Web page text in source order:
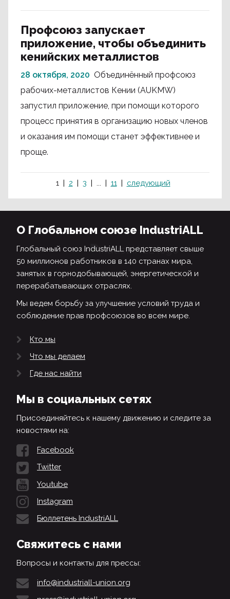
Профсоюз запускает
приложение, чтобы объединить
кенийских металлистов
28 октября, 2020 Объединённый профсоюз
рабочих-металлистов Кении (AUKMW)
запустил приложение, при помощи которого
процесс принятия в организацию новых членов
и оказания им помощи станет эффективнее и
проще.
1 2 3 ... 11 следующий
О Глобальном союзе IndustriALL
Глобальный союз IndustriALL представляет свыше
50 миллионов работников в 140 странах мира,
занятых в горнодобывающей, энергетической и
перерабатывающих отраслях.
Мы ведем борьбу за улучшение условий труда и
соблюдение прав профсоюзов во всем мире.
Кто мы
Что мы делаем
Где нас найти
Мы в социальных сетях
Присоединяйтесь к нашему движению и следите за
новостями на:
Facebook
Twitter
Youtube
Instagram
Бюллетень IndustriALL
Свяжитесь с нами
Вопросы и контакты для прессы:
info@industriall-union.org